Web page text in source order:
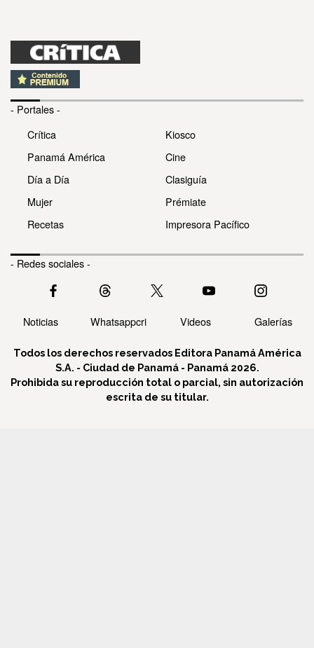
- Portales -
Crítica
Panamá América
Día a Día
Mujer
Recetas
Kiosco
Cine
Clasiguía
Prémiate
Impresora Pacífico
- Redes sociales -
Noticias Whatsappcri Videos Galerías
Todos los derechos reservados Editora Panamá América
S.A. - Ciudad de Panamá - Panamá 2026.
Prohibida su reproducción total o parcial, sin autorización
escrita de su titular.